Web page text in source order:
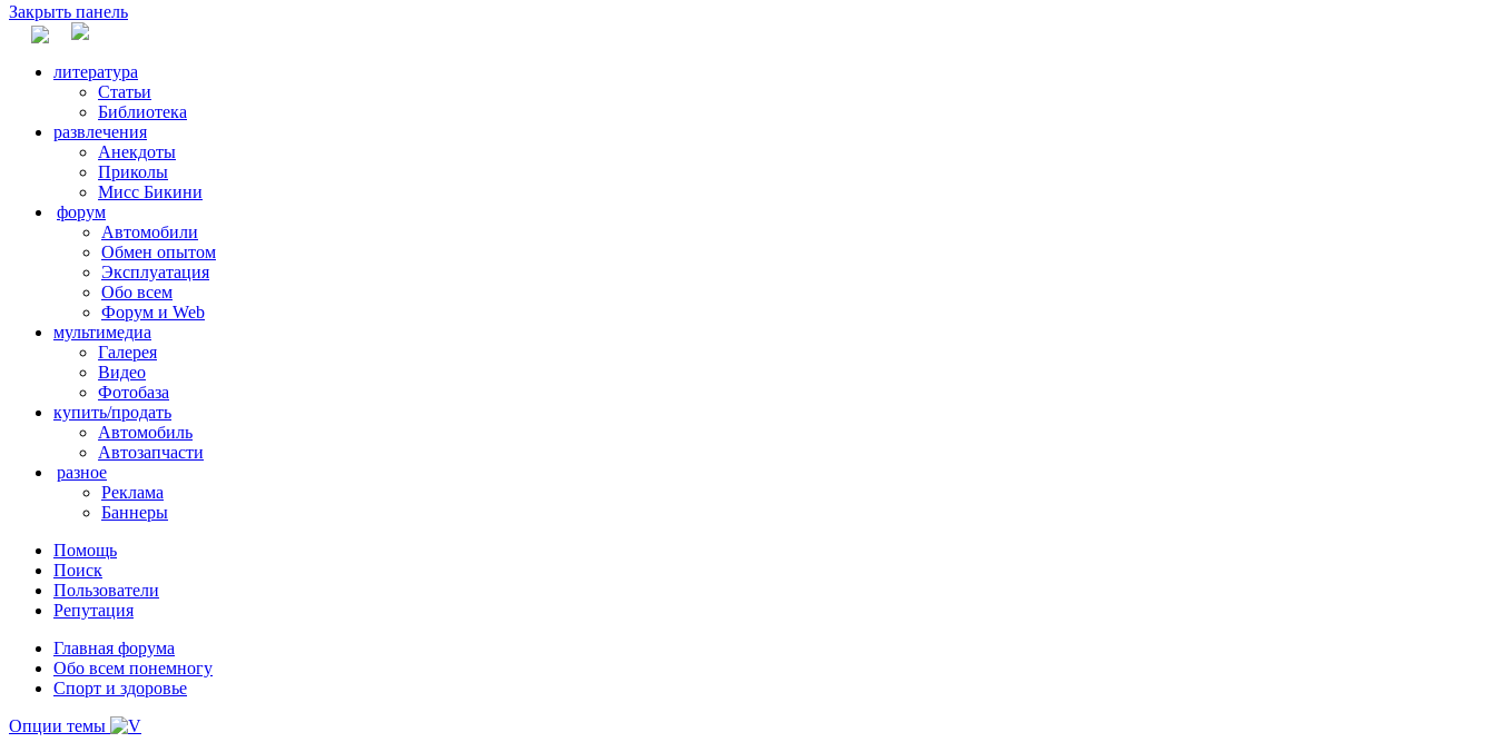
Закрыть панель
литература
Статьи
Библиотека
развлечения
Анекдоты
Приколы
Мисс Бикини
форум
Автомобили
Обмен опытом
Эксплуатация
Обо всем
Форум и Web
мультимедиа
Галерея
Видео
Фотобаза
купить/продать
Автомобиль
Автозапчасти
разное
Реклама
Баннеры
Помощь
Поиск
Пользователи
Репутация
Главная форума
Обо всем понемногу
Спорт и здоровье
Опции темы